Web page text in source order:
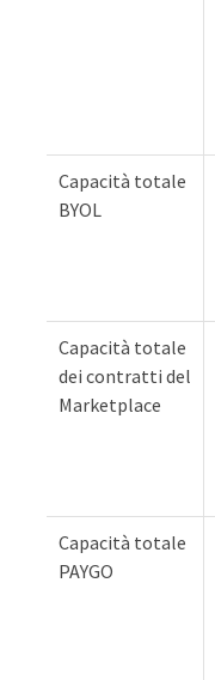
Capacità totale
BYOL
Capacità totale
dei contratti del
Marketplace
Capacità totale
PAYGO